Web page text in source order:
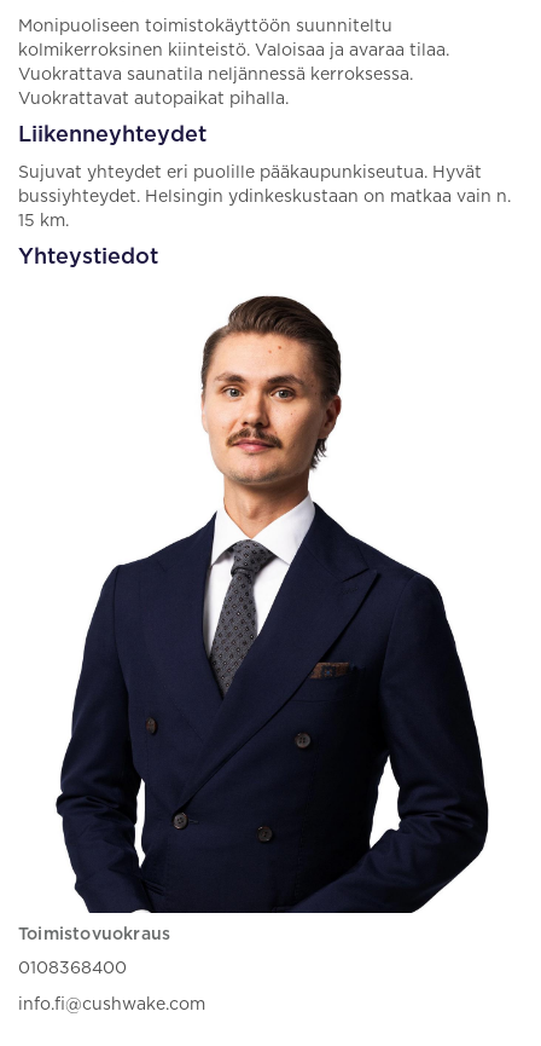
Monipuoliseen toimistokäyttöön suunniteltu
kolmikerroksinen kiinteistö. Valoisaa ja avaraa tilaa.
Vuokrattava saunatila neljännessä kerroksessa.
Vuokrattavat autopaikat pihalla.
Liikenneyhteydet
Sujuvat yhteydet eri puolille pääkaupunkiseutua. Hyvät
bussiyhteydet. Helsingin ydinkeskustaan on matkaa vain n.
15 km.
Yhteystiedot
Toimistovuokraus
0108368400
info.fi@cushwake.com